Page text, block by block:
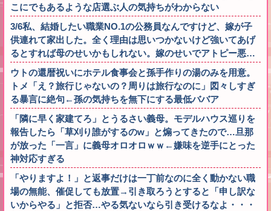
こにでもあるような店選ぶ人の気持ちがわからない
3/6私、結婚したい職業NO.1の公務員なんですけど、嫁が子
供連れて家出した。全く理由は思いつかないけど強いてあげ
るとすれば母のせいかもしれない。嫁のせいでアトピー悪…
ウトの還暦祝いにホテル食事会と孫手作りの湯のみを用意。
トメ「え？旅行じゃないの？周りは旅行なのに」図々しすぎ
る暴言に絶句←孫の気持ちを無下にする最低ババア
「隣に早く家建てろ」とうるさい義母。モデルハウス巡りを
報告したら「草刈り誰がするのw」と煽ってきたので…旦那
が放った「一言」に義母オロオロｗｗ←嫌味を逆手にとった
神対応すぎる
「やりますよ！」と返事だけは一丁前なのに全く動かない職
場の無能、催促しても放置→引き取ろうとすると「申し訳な
いからやる」と拒否…やる気ないなら引き受けるなよ・・・